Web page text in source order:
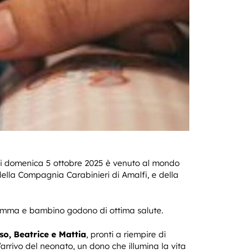
5 ottobre 2025 è venuto al mondo
Compagnia Carabinieri di Amalfi, e della
e bambino godono di ottima salute.
Beatrice e Mattia, pronti a riempire di
del neonato, un dono che illumina la vita